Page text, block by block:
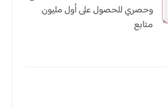
وحصري للحصول على أول مليون
متابع